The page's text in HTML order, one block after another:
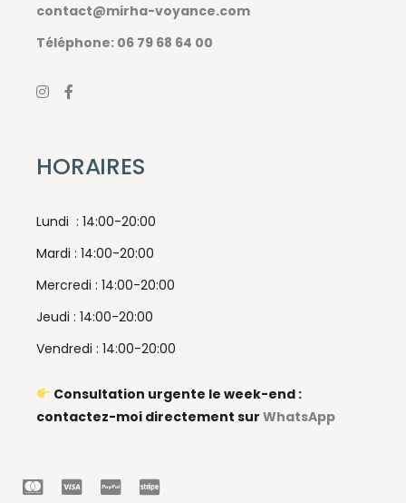
contact@mirha-voyance.com
Téléphone: 06 79 68 64 00
HORAIRES
Lundi : 14:00-20:00
Mardi : 14:00-20:00
Mercredi : 14:00-20:00
Jeudi : 14:00-20:00
Vendredi : 14:00-20:00
Consultation urgente le week-end :
contactez-moi directement surWhatsApp